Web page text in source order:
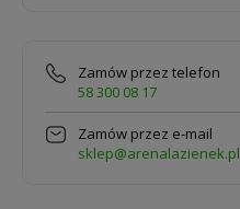
Zamów przez telefon
58 300 08 17
Zamów przez e-mail
sklep@arenalazienek.pl